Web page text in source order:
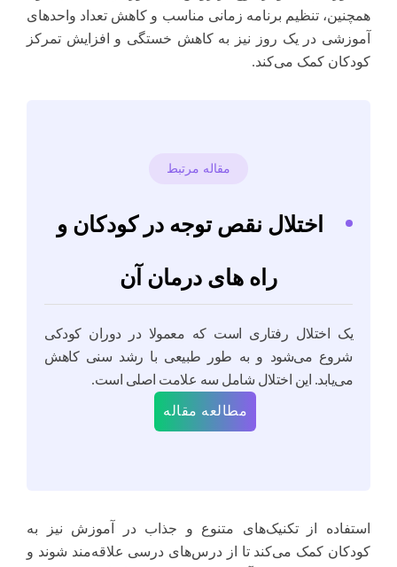
همچنین، تنظیم برنامه زمانی مناسب و کاهش تعداد واحدهای
آموزشی در یک روز نیز به کاهش خستگی و افزایش تمرکز
کودکان کمک می‌کند.
مقاله مرتبط
اختلال نقص توجه در کودکان و
راه های درمان آن
یک اختلال رفتاری است که معمولا در دوران کودکی
شروع می‌شود و به طور طبیعی با رشد سنی کاهش
می‌یابد. این اختلال شامل سه علامت اصلی است.
مطالعه مقاله
استفاده از تکنیک‌های متنوع و جذاب در آموزش نیز به
کودکان کمک می‌کند تا از درس‌های درسی علاقه‌مند شوند و